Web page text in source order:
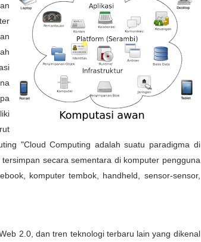
"Cloud Computing adalah suatu paradigma di
secara sementara di komputer pengguna
komputer tembok, handheld, sensor-sensor,
2.0, dan tren teknologi terbaru lain yang dikenal